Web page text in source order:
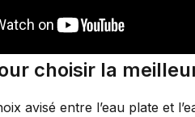
choisir la
avisé entre l’eau plate et